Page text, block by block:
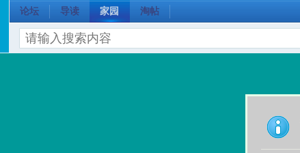
论坛 导读 家园 淘帖